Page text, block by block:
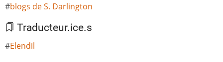
blogs de S. Darlington
Traducteur.ice.s
Elendil